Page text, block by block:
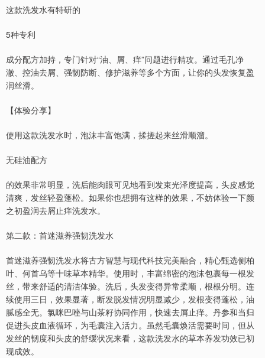
这款洗发水有特研的
5种专利
成分配方加持，专门针对“油、屑、痒”问题进行精攻。通过毛孔净
澈、控油去屑、强韧防断、修护滋养等多个方面，让你的头发恢复盈
润丝滑。
【体验分享】
使用这款洗发水时，泡沫丰富饱满，揉搓起来丝滑顺溜。
无硅油配方
的效果非常明显，洗后能肉眼可见地看到发束光泽度提高，头皮感觉
清爽，发丝轻盈蓬松。如果你也想拥有这样的效果，不妨体验一下颜
之初盈润去屑止痒洗发水。
第二款：首迷滋养强韧洗发水
首迷滋养强韧洗发水将古方智慧与现代科技完美融合，精心甄选侧柏
叶、何首乌等十味草本精华。使用时，丰富绵密的泡沫包裹每一根发
丝，带来舒适的清洁体验。洗后，头发变得异常柔顺，根根分明。连
续使用三日，效果显著，断发脱发情况明显减少，发根变得蓬松，油
腻感全无。氯咪巴唑与山茶籽协同作用，快速去屑止痒。丹参和当归
促进头皮血液循环，为毛囊注入活力。虽然毛囊焕活需要时间，但从
发丝的韧度和头皮的舒缓状况来看，这款洗发水的草本养发功效已初
现成效。